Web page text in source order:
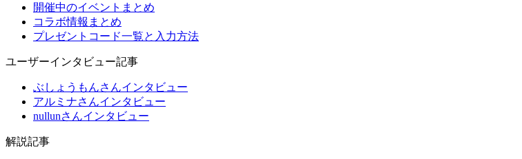
開催中のイベントまとめ
コラボ情報まとめ
プレゼントコード一覧と入力方法
ユーザーインタビュー記事
ぶしょうもんさんインタビュー
アルミナさんインタビュー
nullunさんインタビュー
解説記事